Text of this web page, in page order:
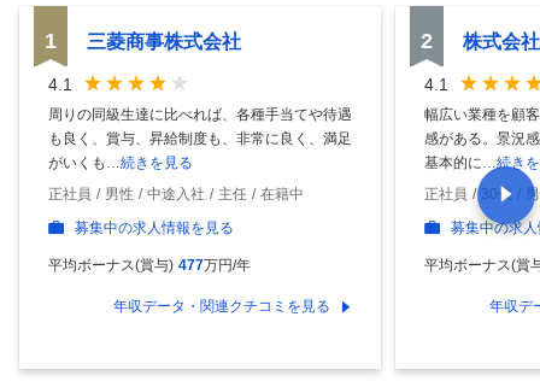
1 三菱商事株式会社
4.1
周りの同級生達に比べれば、各種手当てや待遇
も良く、賞与、昇給制度も、非常に良く、満足
がいくも …続きを見る
正社員
男性 中途入社 主任
在籍中
募集中の求人情報を見る
平均ボーナス(賞与) 477万円/年
年収データ・関連クチコミを見る
2 株式会
4.1
幅広い業種を顧
感がある。景況
基本的に…続き
正社員
30代
募集中の求
平均ボーナス(賞
年収デ